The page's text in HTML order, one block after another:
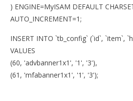
) ENGINE=MyISAM DEFAULT
AUTO_INCREMENT=1;
INSERT INTO `tb_config` (`id`, `item`,
VALUES
(60, 'advbanner1x1', '1', '3'),
(61, 'mfabanner1x1', '1', '3');